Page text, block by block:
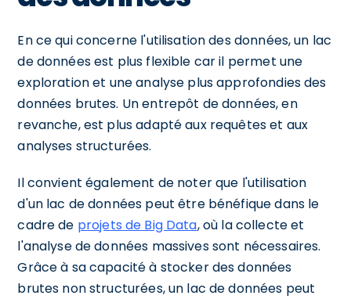
En ce qui concerne l'utilisation des données, un lac
de données est plus flexible car il permet une
exploration et une analyse plus approfondies des
données brutes. Un entrepôt de données, en
revanche, est plus adapté aux requêtes et aux
analyses structurées.
Il convient également de noter que l'utilisation
d'un lac de données peut être bénéfique dans le
cadre de projets de Big Data, où la collecte et
l'analyse de données massives sont nécessaires.
Grâce à sa capacité à stocker des données
brutes non structurées, un lac de données peut